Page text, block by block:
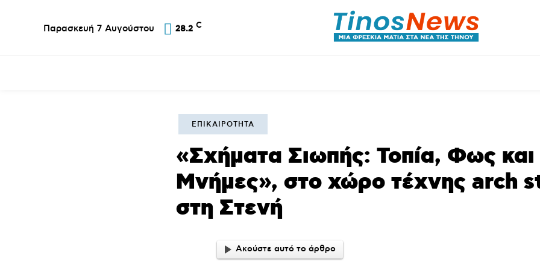
Παρασκευή 7 Αυγούστου 28.2 C
ΕΠΙΚΑΙΡΌΤΗΤΑ
«Σχήματα Σιωπής: Τοπία, Φως και
Μνήμες», στο χώρο τέχνης arch
στη Στενή
Ακούστε αυτό το άρθρο